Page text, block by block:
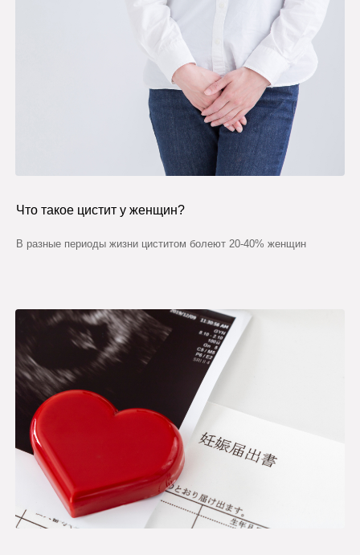
Что такое цистит у женщин?
В разные периоды жизни циститом болеют 20-40% женщин